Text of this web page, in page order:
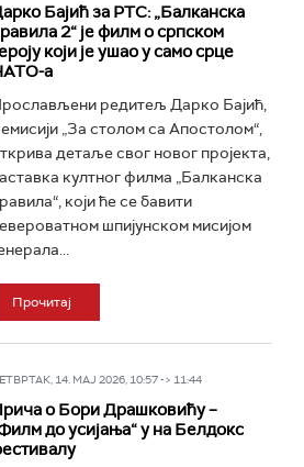
Бајић за РТС: „Балканска
2“ је филм о српском
који је ушао у само срце
а
редитељ Дарко Бајић,
„За столом са Апостолом“,
детаље свог новог пројекта,
култног филма „Балканска
који ће се бавити
шпијунском мисијом
Прочитај
14. МАЈ 2026, 10:57 -> 11:44
о Бори Драшковићу –
до усијања“ у на Белдокс